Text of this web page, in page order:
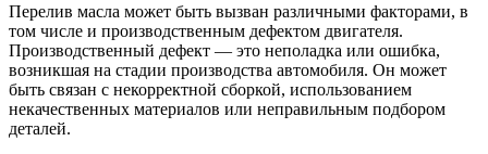
Перелив масла может быть вызван различными факторами, в
том числе и производственным дефектом двигателя.
Производственный дефект — это неполадка или ошибка,
возникшая на стадии производства автомобиля. Он может
быть связан с некорректной сборкой, использованием
некачественных материалов или неправильным подбором
деталей.